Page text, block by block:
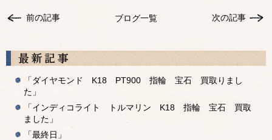
前の記事 次の記事
ブログ一覧
「ダイヤモンド K18 PT900 指輪 宝石 買取りまし
た」
「インディコライト トルマリン K18 指輪 宝石 買取
ました」
「最終日」